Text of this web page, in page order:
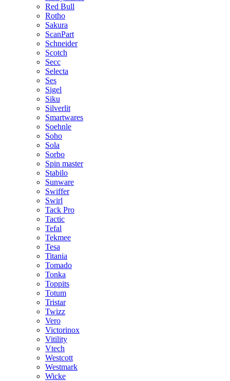
Red Bull
Rotho
Sakura
ScanPart
Schneider
Scotch
Secc
Selecta
Ses
Sigel
Siku
Silverlit
Smartwares
Soehnle
Soho
Sola
Sorbo
Spin master
Stabilo
Sunware
Swiffer
Swirl
Tack Pro
Tactic
Tefal
Tekmee
Tesa
Titania
Tomado
Tonka
Toppits
Totum
Tristar
Twizz
Vero
Victorinox
Vitility
Vtech
Westcott
Westmark
Wicke